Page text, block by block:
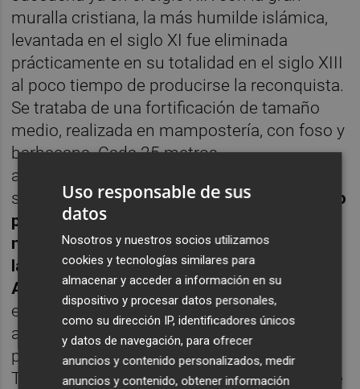
muralla cristiana, la más humilde islámica,
levantada en el siglo XI fue eliminada
prácticamente en su totalidad en el siglo XIII
al poco tiempo de producirse la reconquista.
Se trataba de una fortificación de tamaño
medio, realizada en mampostería, con foso y
barbacana. Cada 25 metros
aproximadamente se adosaba una torre
semicircular.Inicialmente dispuso de cuatro
puertas y con posterioridad se amplió el
número a siete (entre estas, la de la Xerea,
la Culebra, La Boatella o la de la
Alcaicería).El recorrido a grandes rasgos
era: partiendo desde las Torres de Serranos,
atravesaba en diagonal el barrio del Carmen,
por la plaza del Ángel hacia la plaza del
Tossal. Desde allí imaginemos una línea que
Uso responsable de sus
datos
Nosotros y nuestros socios utilizamos
cookies y tecnologías similares para
almacenar y acceder a información en su
dispositivo y procesar datos personales,
como su dirección IP, identificadores únicos
y datos de navegación, para ofrecer
anuncios y contenido personalizados, medir
anuncios y contenido, obtener información